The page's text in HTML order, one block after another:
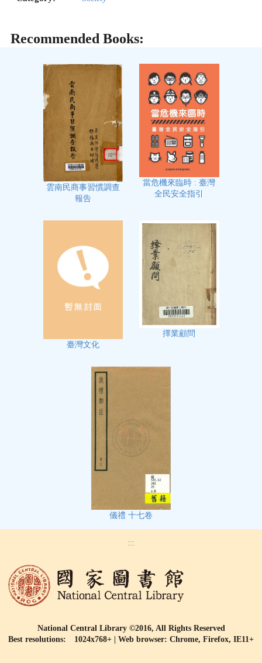
Recommended Books:
雲南民商事習慣調查
報告
當危機來臨時 : 臺灣
全民安全指引
臺灣文化
擇業顧問
儀禮 十七卷
:::
National Central Library ©2016, All Rights Reserved
Best resolutions: 1024x768+ | Web browser: Chrome, Firefox, IE11+